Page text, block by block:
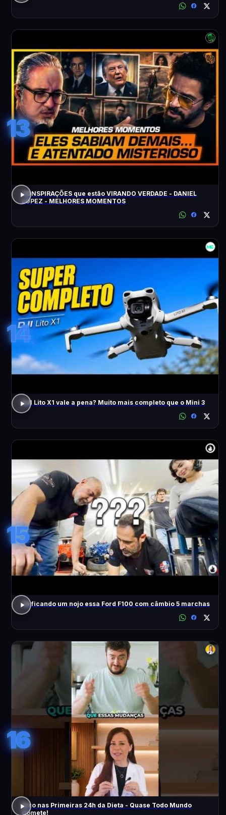
13
CONSPIRAÇÕES que estão VIRANDO VERDADE - DANIEL
LOPEZ - MELHORES MOMENTOS
14
DJI Lito X1 vale a pena? Muito mais completo que o Mini 3
15
Tá ficando um nojo essa Ford F100 com câmbio 5 marchas
16
Erro nas Primeiras 24h da Dieta - Quase Todo Mundo
Comete!